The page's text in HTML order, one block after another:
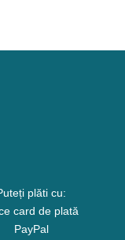
plăti cu:
card de plată
PayPal